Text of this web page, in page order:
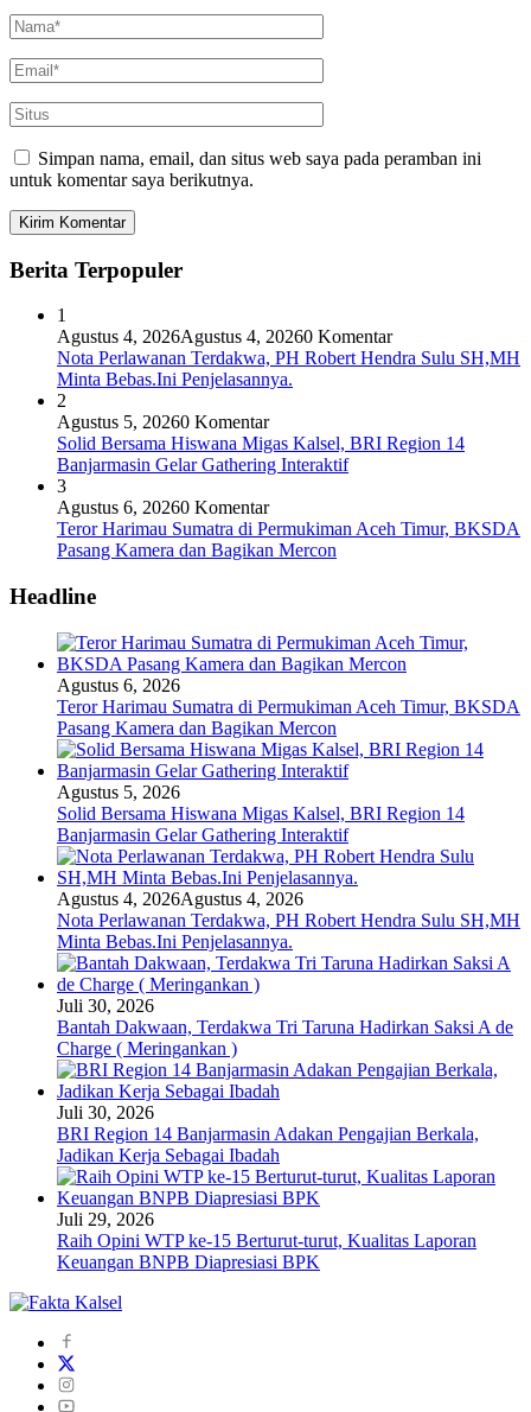
Simpan nama, email, dan situs web saya pada peramban ini
untuk komentar saya berikutnya.
Berita Terpopuler
1
Agustus 4, 2026Agustus 4, 20260 Komentar
Nota Perlawanan Terdakwa, PH Robert Hendra Sulu SH,MH
Minta Bebas.Ini Penjelasannya.
2
Agustus 5, 20260 Komentar
Solid Bersama Hiswana Migas Kalsel, BRI Region 14
Banjarmasin Gelar Gathering Interaktif
3
Agustus 6, 20260 Komentar
Teror Harimau Sumatra di Permukiman Aceh Timur, BKSDA
Pasang Kamera dan Bagikan Mercon
Headline
Agustus 6, 2026
Teror Harimau Sumatra di Permukiman Aceh Timur, BKSDA
Pasang Kamera dan Bagikan Mercon
Agustus 5, 2026
Solid Bersama Hiswana Migas Kalsel, BRI Region 14
Banjarmasin Gelar Gathering Interaktif
Agustus 4, 2026Agustus 4, 2026
Nota Perlawanan Terdakwa, PH Robert Hendra Sulu SH,MH
Minta Bebas.Ini Penjelasannya.
Juli 30, 2026
Bantah Dakwaan, Terdakwa Tri Taruna Hadirkan Saksi A de
Charge ( Meringankan )
Juli 30, 2026
BRI Region 14 Banjarmasin Adakan Pengajian Berkala,
Jadikan Kerja Sebagai Ibadah
Juli 29, 2026
Raih Opini WTP ke-15 Berturut-turut, Kualitas Laporan
Keuangan BNPB Diapresiasi BPK